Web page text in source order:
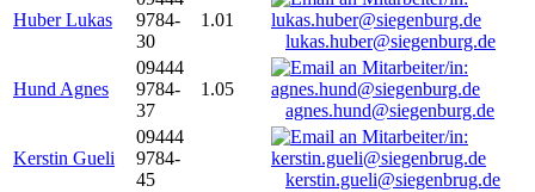
Huber Lukas
9784-
30
1.01
lukas.huber@siegenburg.de
Hund Agnes
09444
9784-
37
1.05
agnes.hund@siegenburg.de
Kerstin Gueli
09444
9784-
45
kerstin.gueli@siegenbrug.de